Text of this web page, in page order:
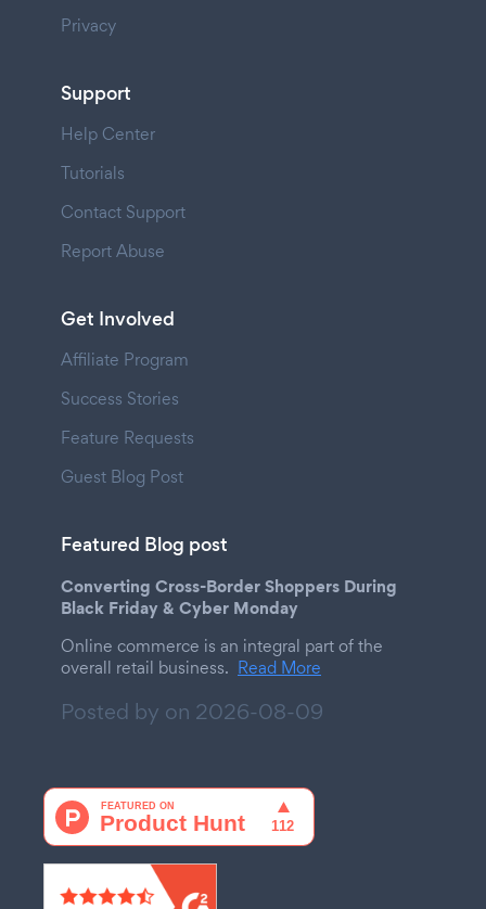
Privacy
Support
Help Center
Tutorials
Contact Support
Report Abuse
Get Involved
Affiliate Program
Success Stories
Feature Requests
Guest Blog Post
Featured Blog post
Converting Cross-Border Shoppers During
Black Friday & Cyber Monday
Online commerce is an integral part of the
overall retail business. Read More
Posted by on 2026-08-09